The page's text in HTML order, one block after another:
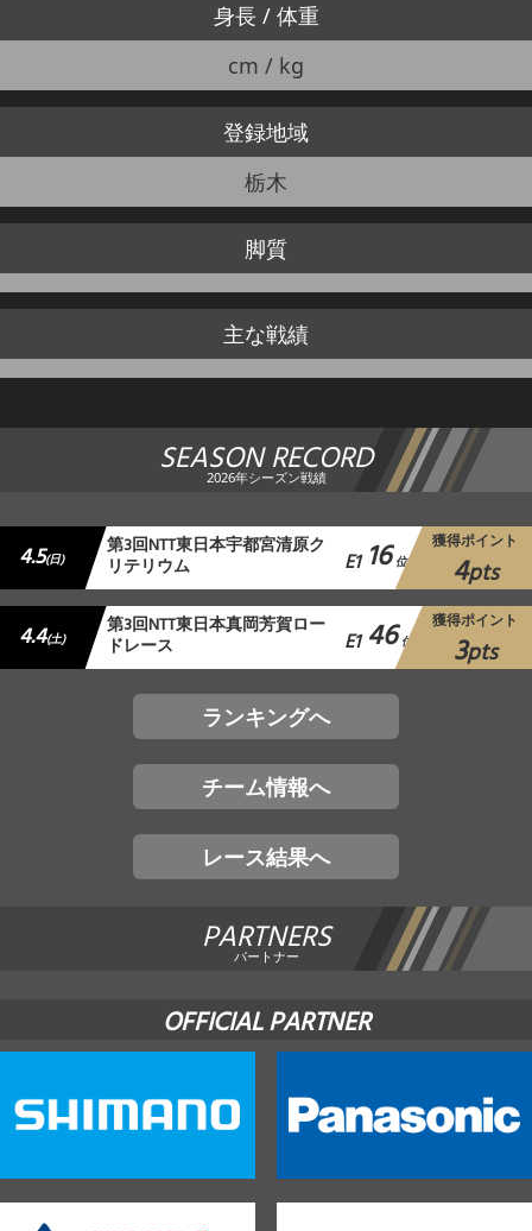
身長 / 体重
cm / kg
登録地域
栃木
脚質
主な戦績
SEASON RECORD
2026年シーズン戦績
4.5(日) 第3回NTT東日本宇都宮清原ク
リテリウム E1 16 位
獲得ポイント
4pts
4.4(土) 第3回NTT東日本真岡芳賀ロー
ドレース E1 46 位
獲得ポイント
3pts
ランキングへ
チーム情報へ
レース結果へ
PARTNERS
パートナー
OFFICIAL PARTNER